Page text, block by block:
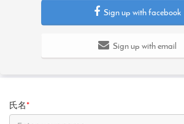
Sign up with facebook
Sign up with email
氏名 *